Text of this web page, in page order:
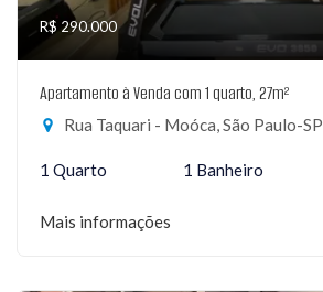
R$ 290.000
Apartamento à Venda com 1 quarto, 27m²
Rua Taquari - Moóca, São Paulo-SP
1 Quarto 1 Banheiro
Mais informações